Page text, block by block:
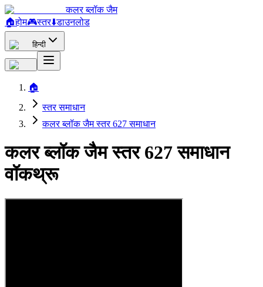
कलर ब्लॉक जैम
🏠होम🎮स्तर⬇️डाउनलोड
हिन्दी
🏠
स्तर समाधान
कलर ब्लॉक जैम स्तर 627 समाधान
कलर ब्लॉक जैम स्तर 627 समाधान
वॉकथ्रू